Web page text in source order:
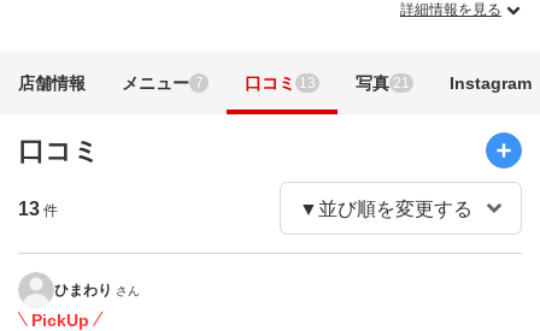
詳細情報を見る
店舗情報 メニュー 7 口コミ 13 写真 21 Instagram
口コミ
13 件
ひまわり さん
PickUp